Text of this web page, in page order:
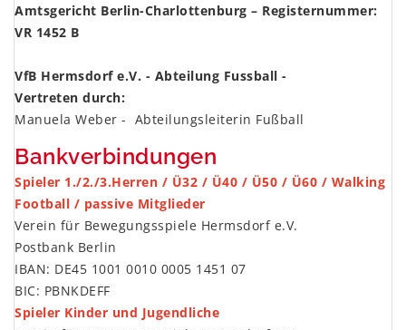
Amtsgericht Berlin-Charlottenburg – Registernummer:
VR 1452 B
VfB Hermsdorf e.V. - Abteilung Fussball -
Vertreten durch:
Manuela Weber - Abteilungsleiterin Fußball
Bankverbindungen
Spieler 1./2./3.Herren / Ü32 / Ü40 / Ü50 / Ü60 / Walking
Football / passive Mitglieder
Verein für Bewegungsspiele Hermsdorf e.V.
Postbank Berlin
IBAN: DE45 1001 0010 0005 1451 07
BIC: PBNKDEFF
Spieler Kinder und Jugendliche